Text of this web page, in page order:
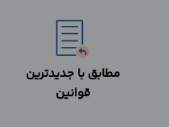
مطابق با جدیدترین
قوانین